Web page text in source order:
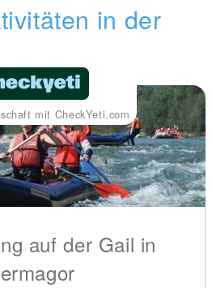
in der
mit CheckYeti.com
auf der Gail in